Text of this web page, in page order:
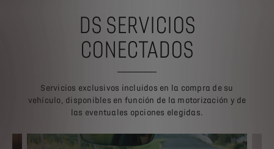
DS SERVICIOS
CONECTADOS
Servicios exclusivos incluidos en la compra de su
vehículo, disponibles en función de la motorización y de
las eventuales opciones elegidas.